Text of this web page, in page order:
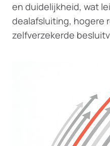
en duidelijkheid, wat
dealafsluiting, hogere
zelfverzekerde